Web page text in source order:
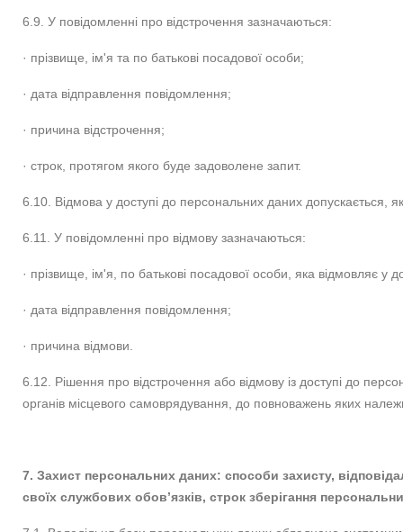
6.9. У повідомленні про відстрочення зазначаються:
· прізвище, ім'я та по батькові посадової особи;
· дата відправлення повідомлення;
· причина відстрочення;
· строк, протягом якого буде задоволене запит.
6.10. Відмова у доступі до персональних даних допускається,
6.11. У повідомленні про відмову зазначаються:
· прізвище, ім'я, по батькові посадової особи, яка відмовляє у
· дата відправлення повідомлення;
· причина відмови.
6.12. Рішення про відстрочення або відмову із доступі до
органів місцевого самоврядування, до повноважень яких
7. Захист персональних даних: способи захисту,
своїх службових обов’язків, строк зберігання